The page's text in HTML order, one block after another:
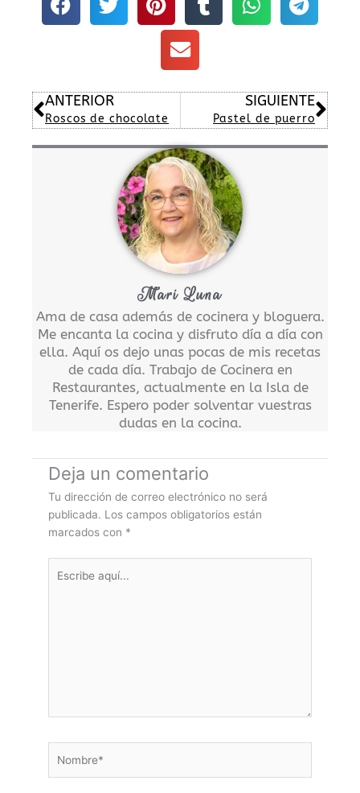
Ant
ANTERIOR
Roscos de chocolate
SIGUIENTE
Pastel de puerro
Mari Luna
Ama de casa además de cocinera y bloguera.
Me encanta la cocina y disfruto día a día con
ella. Aquí os dejo unas pocas de mis recetas
de cada día. Trabajo de Cocinera en
Restaurantes, actualmente en la Isla de
Tenerife. Espero poder solventar vuestras
dudas en la cocina.
Deja un comentario
Tu dirección de correo electrónico no será
publicada. Los campos obligatorios están
marcados con *
aquí...